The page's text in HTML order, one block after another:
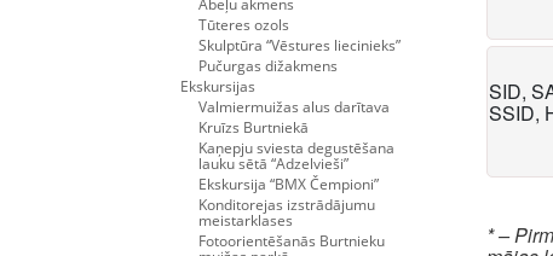
Ābeļu akmens
Tūteres ozols
Skulptūra “Vēstures liecinieks”
Pučurgas dižakmens
Ekskursijas
Valmiermuižas alus darītava
Kruīzs Burtniekā
Kaņepju sviesta degustēšana
lauku sētā “Adzelvieši”
Ekskursija “BMX Čempioni”
Konditorejas izstrādājumu
meistarklases
Fotoorientēšanās Burtnieku
SID,
SSID,
* –